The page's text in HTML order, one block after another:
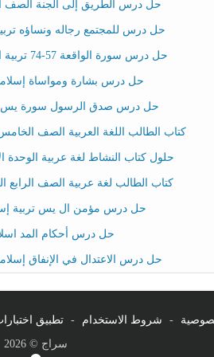
حل درس الطريق إلى الجنة الصف
حل درس للمجتمع رجاله ونساؤه
حل درس سورة الواقعة 57-74 تربية اسلامية الصف التاسع
حل درس بشارة ومواساة
حل درس صدق الرسول سورة يس 1-12 إسلامية ثامن
كتاب الطالب اللغة العربية الصف الخامس الفصل
حلول كتاب النشاط لغة عربية الوحدة
كتاب الطالب لغة عربية الصف الرابع الفصل
حل درس مؤمن ال يس تربية
حل درس أحكام المد
حل درس الاعتدال في الإنفاق
- شروط الاستخدام - تطبيق
سراج © 2026